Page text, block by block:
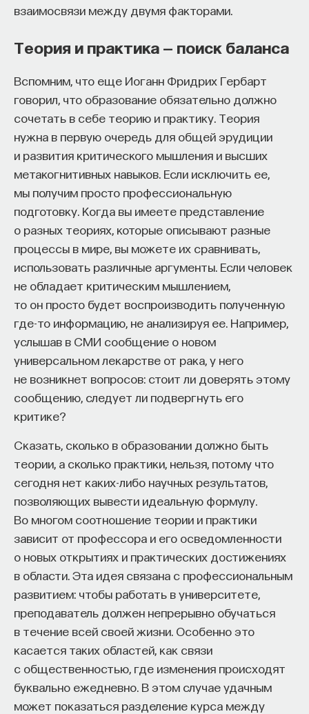
взаимосвязи между двумя факторами.
Теория и практика — поиск баланса
Вспомним, что еще Иоганн Фридрих Гербарт
говорил, что образование обязательно должно
сочетать в себе теорию и практику. Теория
нужна в первую очередь для общей эрудиции
и развития критического мышления и высших
метакогнитивных навыков. Если исключить ее,
мы получим просто профессиональную
подготовку. Когда вы имеете представление
о разных теориях, которые описывают разные
процессы в мире, вы можете их сравнивать,
использовать различные аргументы. Если человек
не обладает критическим мышлением,
то он просто будет воспроизводить полученную
где-то информацию, не анализируя ее. Например,
услышав в СМИ сообщение о новом
универсальном лекарстве от рака, у него
не возникнет вопросов: стоит ли доверять этому
сообщению, следует ли подвергнуть его
критике?
Сказать, сколько в образовании должно быть
теории, а сколько практики, нельзя, потому что
сегодня нет каких-либо научных результатов,
позволяющих вывести идеальную формулу.
Во многом соотношение теории и практики
зависит от профессора и его осведомленности
о новых открытиях и практических достижениях
в области. Эта идея связана с профессиональным
развитием: чтобы работать в университете,
преподаватель должен непрерывно обучаться
в течение всей своей жизни. Особенно это
касается таких областей, как связи
с общественностью, где изменения происходят
буквально ежедневно. В этом случае удачным
может показаться разделение курса между